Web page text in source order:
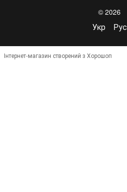
© 2026
Укр Рус
Інтернет-магазин створений з Хорошоп